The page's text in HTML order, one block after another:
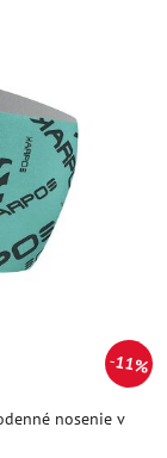
11%
nosenie v